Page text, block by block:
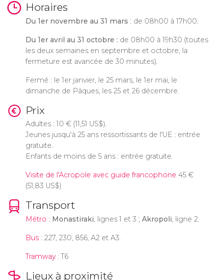
Horaires
Du 1er novembre au 31 mars : de 08h00 à 17h00.
Du 1er avril au 31 octobre : de 08h00 à 19h30 (toutes
les deux semaines en septembre et octobre, la
fermeture est avancée de 30 minutes).
Fermé : le 1er janvier, le 25 mars, le 1er mai, le
dimanche de Pâques, les 25 et 26 décembre.
Prix
Adultes : 10 €(11,51 US$).
Jeunes jusqu'à 25 ans ressortissants de l'UE : entrée
gratuite.
Enfants de moins de 5 ans : entrée gratuite.
Visite de l'Acropole avec guide francophone 45 €
(51,83 US$)
Transport
Métro : Monastiraki, lignes 1 et 3 ; Akropoli, ligne 2.
Bus: 227, 230, 856, A2 et A3.
Tramway: T6
Lieux à proximité